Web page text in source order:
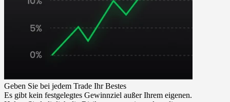
Geben Sie bei jedem Trade Ihr Bestes
Es gibt kein festgelegtes Gewinnziel außer Ihrem eigenen.